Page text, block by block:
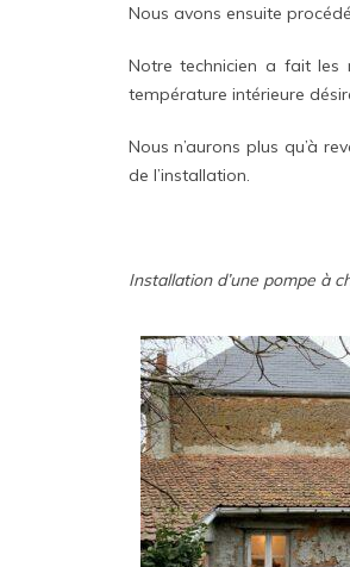
Nous avons ensuite
Notre technicien a fait les
température intérieure
Nous n’aurons plus qu’à
de l’installation.
Installation d’une pompe à